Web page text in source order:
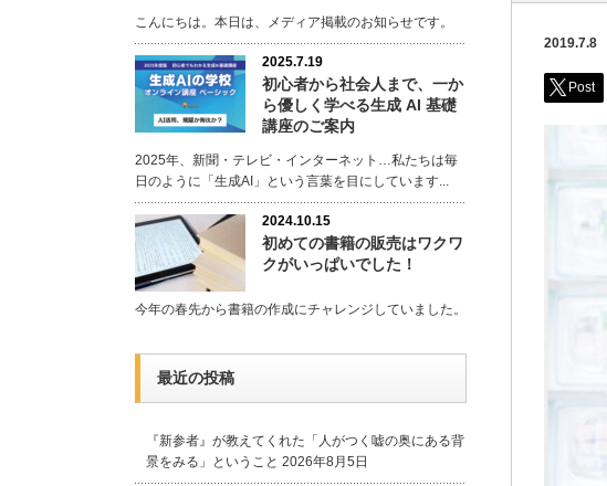
2019.7.8
Post
こんにちは。本日は、メディア掲載のお知らせです。
2025.7.19
初心者から社会人まで、一か
ら優しく学べる生成 AI 基礎
講座のご案内
2025年、新聞・テレビ・インターネット…私たちは毎
日のように「生成AI」という言葉を目にしています...
2024.10.15
初めての書籍の販売はワクワ
クがいっぱいでした！
今年の春先から書籍の作成にチャレンジしていました。
最近の投稿
『新参者』が教えてくれた「人がつく嘘の奥にある背
景をみる」ということ 2026年8月5日